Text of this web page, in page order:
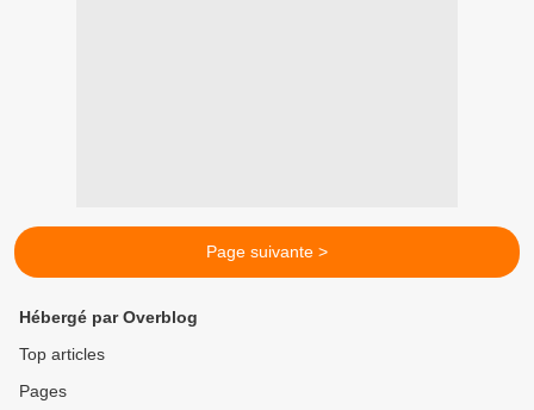
Page suivante >
Hébergé par Overblog
Top articles
Pages